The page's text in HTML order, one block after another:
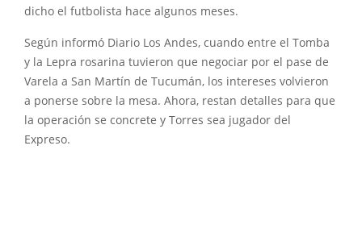
dicho el futbolista hace algunos meses.
Según informó Diario Los Andes, cuando entre el Tomba
y la Lepra rosarina tuvieron que negociar por el pase de
Varela a San Martín de Tucumán, los intereses volvieron
a ponerse sobre la mesa. Ahora, restan detalles para que
la operación se concrete y Torres sea jugador del
Expreso.